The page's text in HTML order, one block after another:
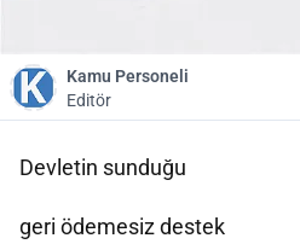
Kamu Personeli
Editör
Devletin sunduğu
geri ödemesiz destek